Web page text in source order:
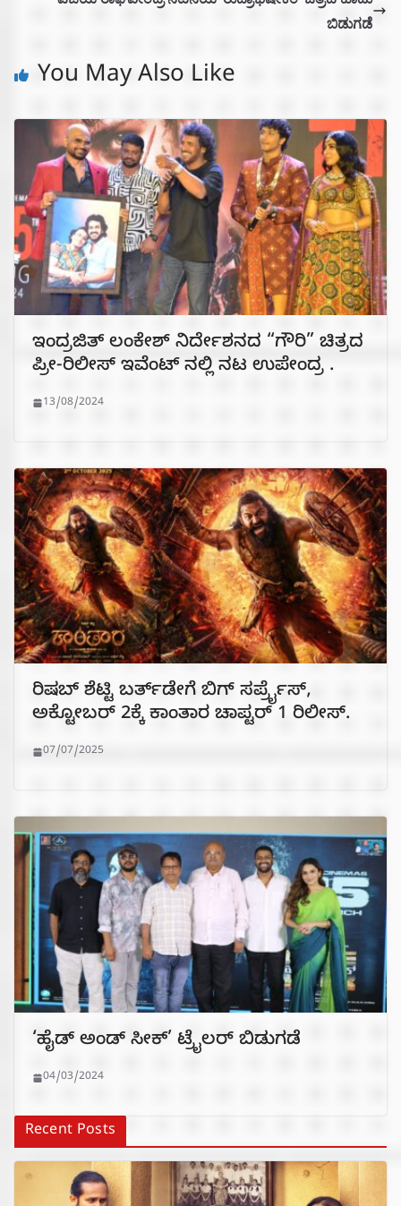
ಬಿಡುಗಡೆ
You May Also Like
ಇಂದ್ರಜಿತ್ ಲಂಕೇಶ್ ನಿರ್ದೇಶನದ “ಗೌರಿ” ಚಿತ್ರದ
ಪ್ರೀ-ರಿಲೀಸ್ ಇವೆಂಟ್ ನಲ್ಲಿ ನಟ ಉಪೇಂದ್ರ .
13/08/2024
ರಿಷಬ್‌ ಶೆಟ್ಟಿ ಬರ್ತ್‌ಡೇಗೆ ಬಿಗ್‌ ಸರ್ಪ್ರೈಸ್,
ಅಕ್ಟೋಬರ್‌ 2ಕ್ಕೆ ಕಾಂತಾರ ಚಾಪ್ಟರ್‌ 1 ರಿಲೀಸ್‌.
07/07/2025
‘ಹೈಡ್ ಅಂಡ್ ಸೀಕ್’ ಟ್ರೈಲರ್‌ ಬಿಡುಗಡೆ
04/03/2024
Recent Posts